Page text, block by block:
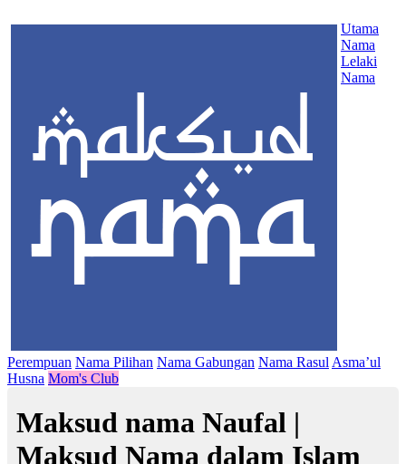
Utama
Nama
Lelaki
Nama
Perempuan Nama Pilihan Nama Gabungan Nama Rasul Asma’ul
Husna Mom's Club
Maksud nama Naufal |
Maksud Nama dalam Islam